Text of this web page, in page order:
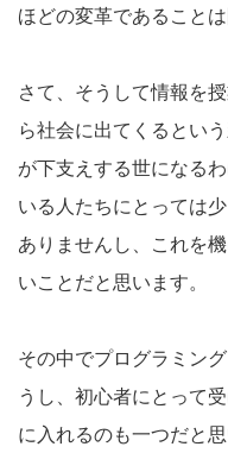
ほどの変革であること
さて、そうして情報を
ら社会に出てくるとい
が下支えする世になる
いる人たちにとっては
ありませんし、これを
いことだと思います。
その中でプログラミン
うし、初心者にとって
に入れるのも一つだと思